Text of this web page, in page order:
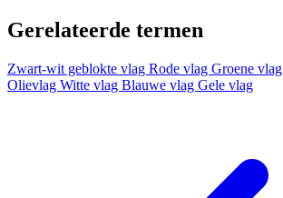
Gerelateerde termen
Zwart-wit geblokte vlag Rode vlag Groene vlag
Olievlag Witte vlag Blauwe vlag Gele vlag